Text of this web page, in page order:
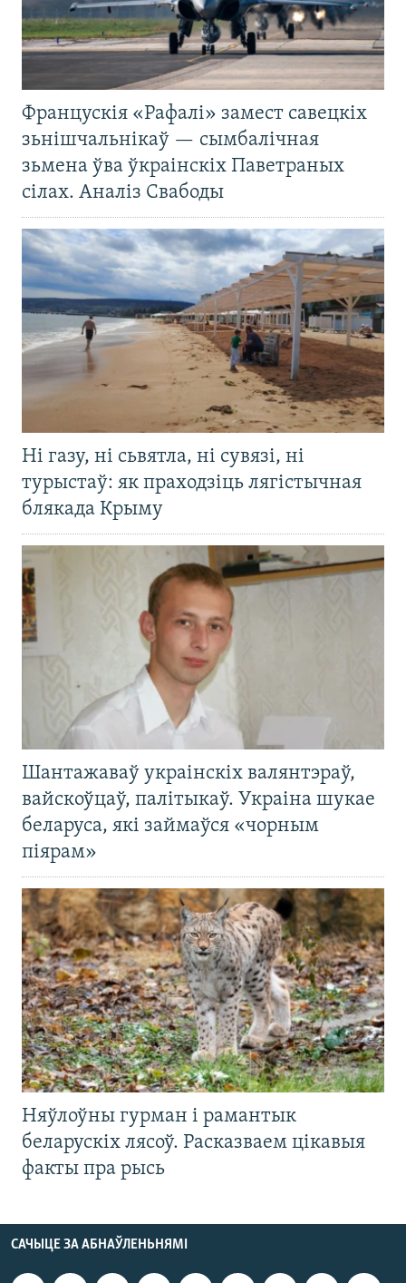
Францускія «Рафалі» замест савецкіх
зьнішчальнікаў — сымбалічная
зьмена ўва ўкраінскіх Паветраных
сілах. Аналіз Свабоды
Ні газу, ні сьвятла, ні сувязі, ні
турыстаў: як праходзіць лягістычная
блякада Крыму
Шантажаваў украінскіх валянтэраў,
вайскоўцаў, палітыкаў. Украіна шукае
беларуса, які займаўся «чорным
піярам»
Няўлоўны гурман і рамантык
беларускіх лясоў. Расказваем цікавыя
факты пра рысь
САЧЫЦЕ ЗА АБНАЎЛЕНЬНЯМІ